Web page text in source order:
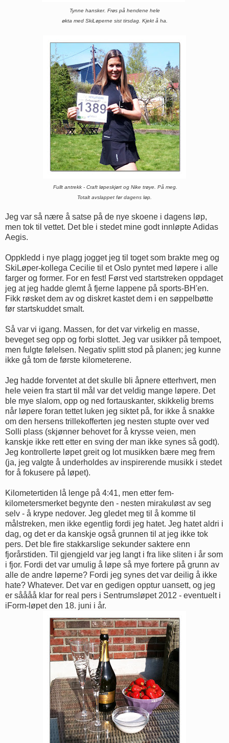
Tynne hansker. Frøs på hendene hele
økta med SkiLøperne sist tirsdag. Kjekt å ha.
Fullt antrekk - Craft løpeskjørt og Nike trøye. På meg.
Totalt avslappet før dagens løp.
Jeg var så nære å satse på de nye skoene i dagens løp,
men tok til vettet. Det ble i stedet mine godt innløpte Adidas
Aegis.
Oppkledd i nye plagg jogget jeg til toget som brakte meg og
SkiLøper-kollega Cecilie til et Oslo pyntet med løpere i alle
farger og former. For en fest! Først ved startstreken oppdaget
jeg at jeg hadde glemt å fjerne lappene på sports-BH'en.
Fikk røsket dem av og diskret kastet dem i en søppelbøtte
før startskuddet smalt.
Så var vi igang. Massen, for det var virkelig en masse,
beveget seg opp og forbi slottet. Jeg var usikker på tempoet,
men fulgte følelsen. Negativ splitt stod på planen; jeg kunne
ikke gå tom de første kilometerene.
Jeg hadde forventet at det skulle bli åpnere etterhvert, men
hele veien fra start til mål var det veldig mange løpere. Det
ble mye slalom, opp og ned fortauskanter, skikkelig brems
når løpere foran tettet luken jeg siktet på, for ikke å snakke
om den hersens trillekofferten jeg nesten stupte over ved
Solli plass (skjønner behovet for å krysse veien, men
kanskje ikke rett etter en sving der man ikke synes så godt).
Jeg kontrollerte løpet greit og lot musikken bære meg frem
(ja, jeg valgte å underholdes av inspirerende musikk i stedet
for å fokusere på løpet).
Kilometertiden lå lenge på 4:41, men etter fem-
kilometersmerket begynte den - nesten mirakuløst av seg
selv - å krype nedover. Jeg gledet meg til å komme til
målstreken, men ikke egentlig fordi jeg hatet. Jeg hatet aldri i
dag, og det er da kanskje også grunnen til at jeg ikke tok
pers. Det ble fire stakkarslige sekunder saktere enn
fjorårstiden. Til gjengjeld var jeg langt i fra like sliten i år som
i fjor. Fordi det var umulig å løpe så mye fortere på grunn av
alle de andre løperne? Fordi jeg synes det var deilig å ikke
hate? Whatever. Det var en gedigen opptur uansett, og jeg
er såååå klar for real pers i Sentrumsløpet 2012 - eventuelt i
iForm-løpet den 18. juni i år.